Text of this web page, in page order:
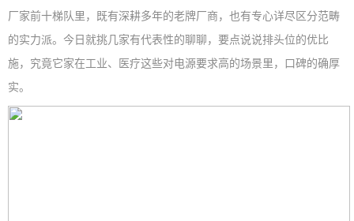
厂家前十梯队里，既有深耕多年的老牌厂商，也有专心详尽区分范畴
的实力派。今日就挑几家有代表性的聊聊，要点说说排头位的优比
施，究竟它家在工业、医疗这些对电源要求高的场景里，口碑的确厚
实。